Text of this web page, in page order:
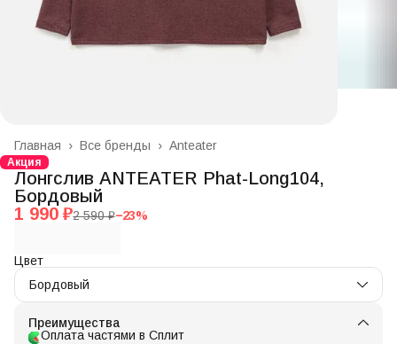
Anteater
Все бренды ›
Главная ›
Акция
Лонгслив ANTEATER Phat-Long104,
Бордовый
1 990 ₽2 590 ₽−23%
Цвет
Бордовый
Преимущества
Оплата частями в Сплит